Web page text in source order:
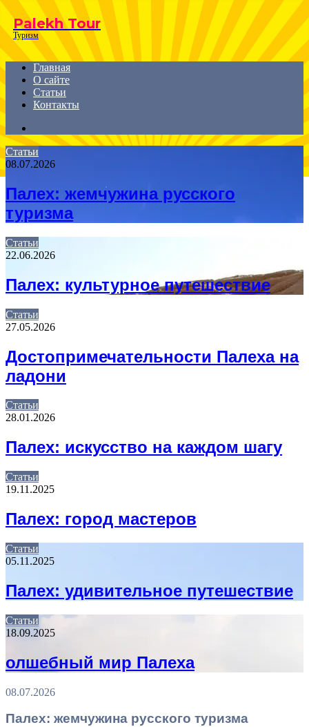
Menu
Palekh Tour
Туризм
Главная
О сайте
Статьи
Контакты
for
Статьи
08.07.2026
Палех: жемчужина русского
туризма
Статьи
22.06.2026
Палех: культурное путешествие
Статьи
27.05.2026
Достопримечательности Палеха на
ладони
Статьи
28.01.2026
Палех: искусство на каждом шагу
Статьи
19.11.2025
Палех: город мастеров
Статьи
05.11.2025
Палех: удивительное путешествие
Статьи
18.09.2025
олшебный мир Палеха
08.07.2026
Палех: жемчужина русского туризма